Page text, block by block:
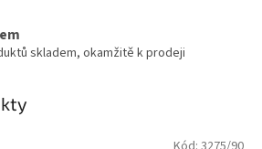
skladem, okamžitě k prodeji